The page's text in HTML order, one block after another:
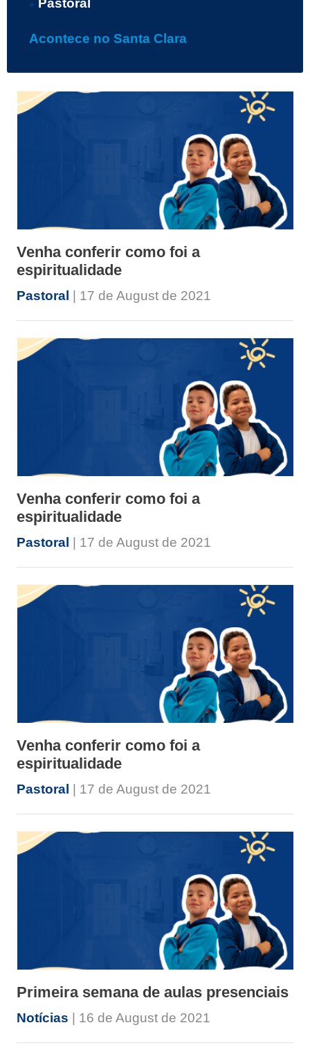
Pastoral
Acontece no Santa Clara
Venha conferir como foi a
espiritualidade
Pastoral | 17 de August de 2021
Venha conferir como foi a
espiritualidade
Pastoral | 17 de August de 2021
Venha conferir como foi a
espiritualidade
Pastoral | 17 de August de 2021
Primeira semana de aulas presenciais
Notícias | 16 de August de 2021